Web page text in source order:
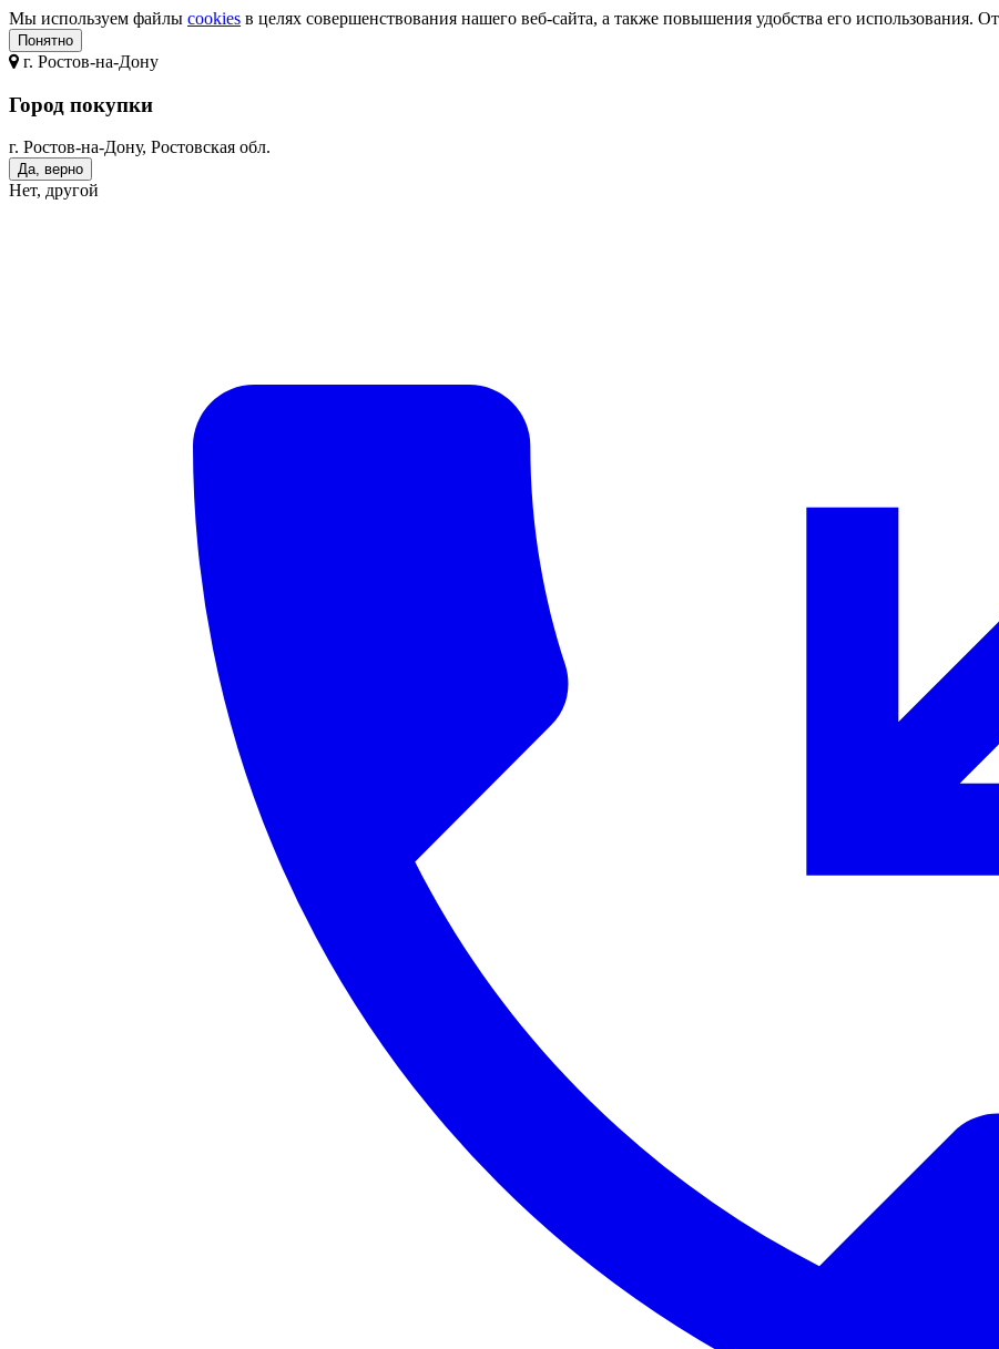
Мы используем файлы cookies в целях совершенствования нашего веб-сайта, а также повышения удобства его использования.
Понятно
г. Ростов-на-Дону
Город покупки
г. Ростов-на-Дону, Ростовская обл.
Да, верно
Нет, другой